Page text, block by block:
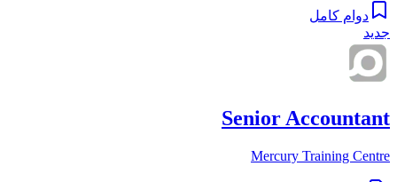
دوام كامل
جديد
Senior Accountant
Mercury Training Centre